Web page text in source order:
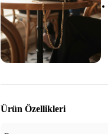
Ürün Özellikleri